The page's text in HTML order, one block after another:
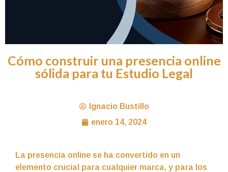
Cómo construir una presencia online
sólida para tu Estudio Legal
Ignacio Bustillo
enero 14, 2024
La presencia online se ha convertido en un
elemento crucial para cualquier marca, y para los